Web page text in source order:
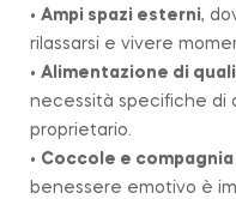
• Ampi spazi esterni,
rilassarsi e vivere
• Alimentazione di
necessità specifiche di
proprietario.
• Coccole e
benessere emotivo è